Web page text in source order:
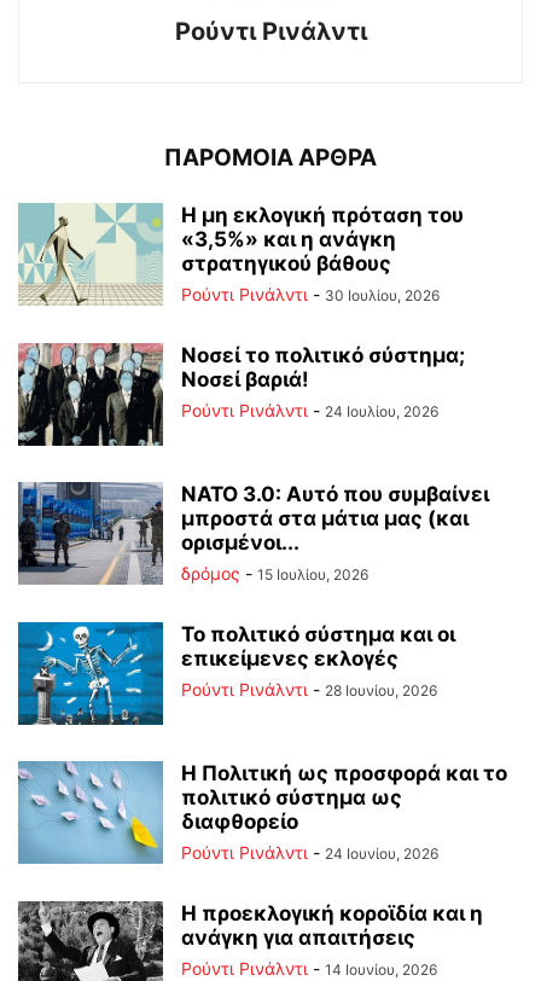
Ρούντι Ρινάλντι
ΠΑΡΟΜΟΙΑ ΑΡΘΡΑ
Η μη εκλογική πρόταση του
«3,5%» και η ανάγκη
στρατηγικού βάθους
Ρούντι Ρινάλντι - 30 Ιουλίου, 2026
Νοσεί το πολιτικό σύστημα;
Νοσεί βαριά!
Ρούντι Ρινάλντι - 24 Ιουλίου, 2026
ΝΑΤΟ 3.0: Αυτό που συμβαίνει
μπροστά στα μάτια μας (και
ορισμένοι...
δρόμος - 15 Ιουλίου, 2026
Το πολιτικό σύστημα και οι
επικείμενες εκλογές
Ρούντι Ρινάλντι - 28 Ιουνίου, 2026
Η Πολιτική ως προσφορά και το
πολιτικό σύστημα ως
διαφθορείο
Ρούντι Ρινάλντι - 24 Ιουνίου, 2026
Η προεκλογική κοροϊδία και η
ανάγκη για απαιτήσεις
Ρούντι Ρινάλντι - 14 Ιουνίου, 2026